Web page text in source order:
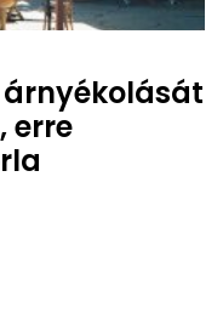
árnyékolását
erre